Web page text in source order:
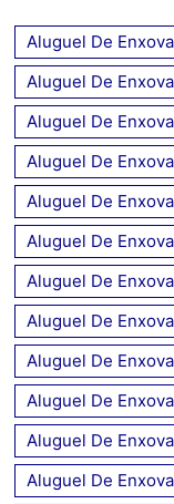
Aluguel De
Aluguel De
Aluguel De
Aluguel De
Aluguel De
Aluguel De
Aluguel De
Aluguel De
Aluguel De
Aluguel De
Aluguel De
Aluguel De